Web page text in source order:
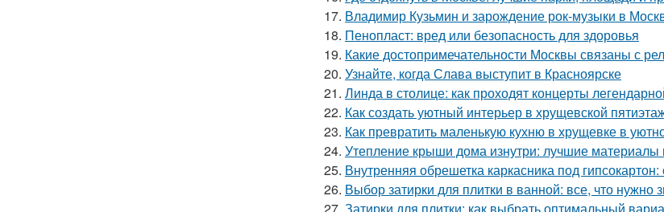
17. Владимир Кузьмин и зарождение рок-музыки в
18. Пенопласт: вред или безопасность для здоровья
19. Какие достопримечательности Москвы связаны с
20. Узнайте, когда Слава выступит в Красноярске
21. Линда в столице: как проходят концерты
22. Как создать уютный интерьер в хрущевской
23. Как превратить маленькую кухню в хрущевке в
24. Утепление крыши дома изнутри: лучшие материалы
25. Внутренняя обрешетка каркасника под
26. Выбор затирки для плитки в ванной: все, что нужно